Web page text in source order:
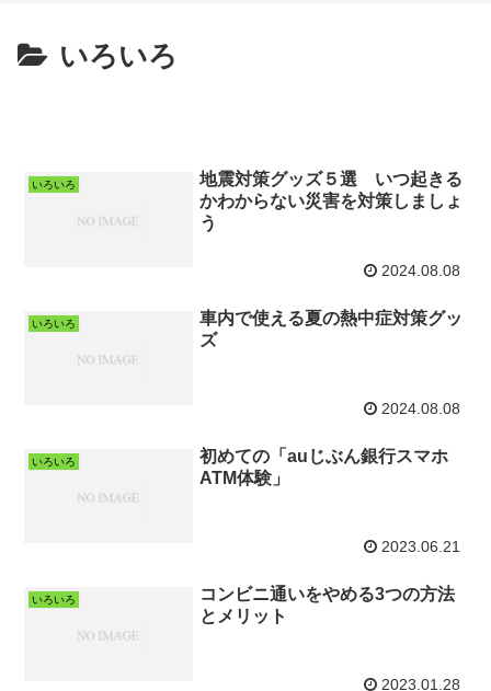
いろいろ
いろいろ
地震対策グッズ５選 いつ起きる
かわからない災害を対策しましょ
う
2024.08.08
いろいろ
車内で使える夏の熱中症対策グッ
ズ
2024.08.08
いろいろ
初めての「auじぶん銀行スマホ
ATM体験」
2023.06.21
いろいろ
コンビニ通いをやめる3つの方法
とメリット
2023.01.28